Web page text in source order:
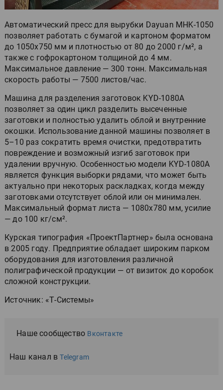
Автоматический пресс для вырубки Dayuan MHK-1050
позволяет работать с бумагой и картоном форматом
до 1050х750 мм и плотностью от 80 до 2000 г/м², а
также с гофрокартоном толщиной до 4 мм.
Максимальное давление — 300 тонн. Максимальная
скорость работы — 7500 листов/час.
Машина для разделения заготовок KYD-1080A
позволяет за один цикл разделить высеченные
заготовки и полностью удалить облой и внутренние
окошки. Использование данной машины позволяет в
5–10 раз сократить время очистки, предотвратить
повреждение и возможный изгиб заготовок при
удалении вручную. Особенностью модели KYD-1080A
является функция выборки рядами, что может быть
актуально при некоторых раскладках, когда между
заготовками отсутствует облой или он минимален.
Максимальный формат листа — 1080х780 мм, усилие
— до 100 кг/см².
Курская типография «ПроектПартнер» была основана
в 2005 году. Предприятие обладает широким парком
оборудования для изготовления различной
полиграфической продукции — от визиток до коробок
сложной конструкции.
Источник: «Т-Системы»
Наше сообщество Вконтакте
Наш канал вTelegram